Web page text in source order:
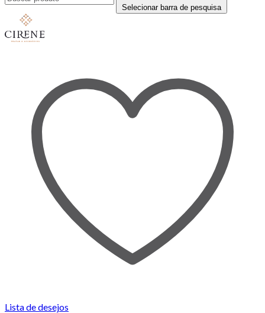
Selecionar barra de pesquisa
Lista de desejos